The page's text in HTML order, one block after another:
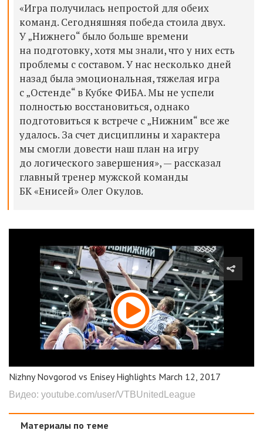
«Игра получилась непростой для обеих
команд. Сегодняшняя победа стоила двух.
У „Нижнего“ было больше времени
на подготовку, хотя мы знали, что у них есть
проблемы с составом. У нас несколько дней
назад была эмоциональная, тяжелая игра
с „Остенде“ в Кубке ФИБА. Мы не успели
полностью восстановиться, однако
подготовиться к встрече с „Нижним“ все же
удалось. За счет дисциплины и характера
мы смогли довести наш план на игру
до логического завершения», — рассказал
главный тренер мужской команды
БК «Енисей» Олег Окулов.
Nizhny Novgorod vs Enisey Highlights March 12, 2017
Видео: youtube.com/user/VTBUnitedLeague
Материалы по теме